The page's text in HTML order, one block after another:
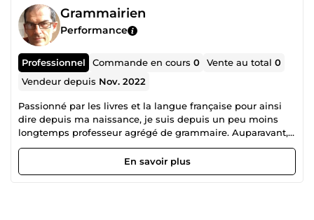
Grammairien
Performance
Professionnel Commande en cours0 Vente au total0
Vendeur depuis Nov. 2022
Passionné par les livres et la langue française pour ainsi
dire depuis ma naissance, je suis depuis un peu moins
longtemps professeur agrégé de grammaire. Auparavant,
j'ai suivi avec bonheur, en CPGE et à l'Université de Paris-
Sorbonne, des études de Lettres Classiques qui m'ont
conduit à être reçu troisième à l'agrégation de grammaire
En savoir plus